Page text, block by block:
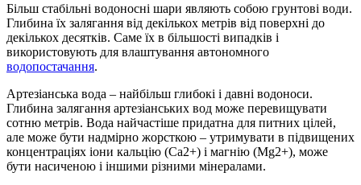
Більш стабільні водоносні шари являють собою грунтові води.
Глибина їх залягання від декількох метрів від поверхні до
декількох десятків. Саме їх в більшості випадків і
використовують для влаштування автономного
водопостачання.
Артезіанська вода – найбільш глибокі і давні водоноси.
Глибина залягання артезіанських вод може перевищувати
сотню метрів. Вода найчастіше придатна для питних цілей,
але може бути надмірно жорсткою – утримувати в підвищених
концентраціях іони кальцію (Ca2+) і магнію (Mg2+), може
бути насиченою і іншими різними мінералами.